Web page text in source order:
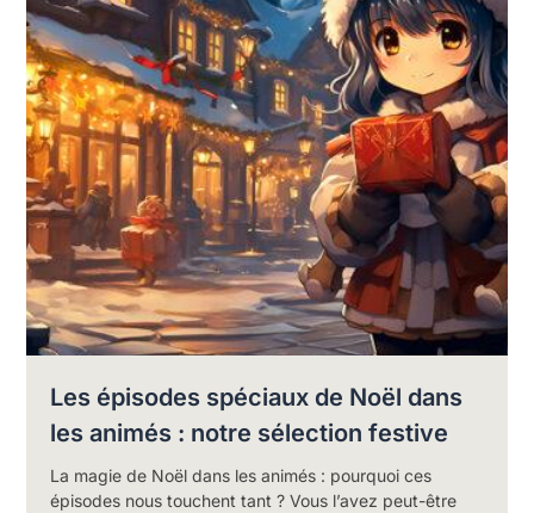
Les épisodes spéciaux de Noël dans
les animés : notre sélection festive
La magie de Noël dans les animés : pourquoi ces
épisodes nous touchent tant ? Vous l’avez peut-être